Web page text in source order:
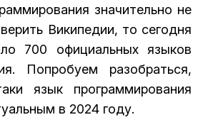
значительно не
Википедии, то сегодня
700 официальных языков
Попробуем разобраться,
язык программирования
в 2024 году.